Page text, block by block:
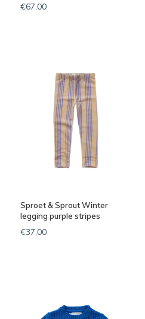
€67,00
Sproet & Sprout Winter
legging purple stripes
€37,00